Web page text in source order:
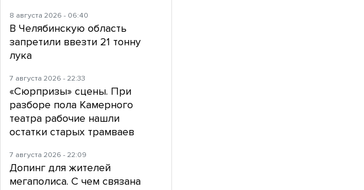
8 августа 2026 - 06:40
В Челябинскую область
запретили ввезти 21 тонну
лука
7 августа 2026 - 22:33
«Сюрпризы» сцены. При
разборе пола Камерного
театра рабочие нашли
остатки старых трамваев
7 августа 2026 - 22:09
Допинг для жителей
мегаполиса. С чем связана